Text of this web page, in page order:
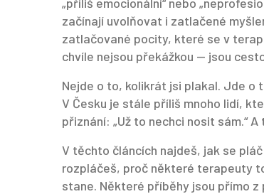
začínají uvolňovat i zatlačené
zatlačované pocity, které se v
chvíle nejsou překážkou — jsou
Nejde o to, kolikrát jsi plakal. Jde o
V Česku je stále příliš mnoho lidí,
přiznání: „Už to nechci nosit sám.“
V těchto článcích najdeš, jak se
rozpláčeš, proč některé terapeuty
stane. Některé příběhy jsou přímo